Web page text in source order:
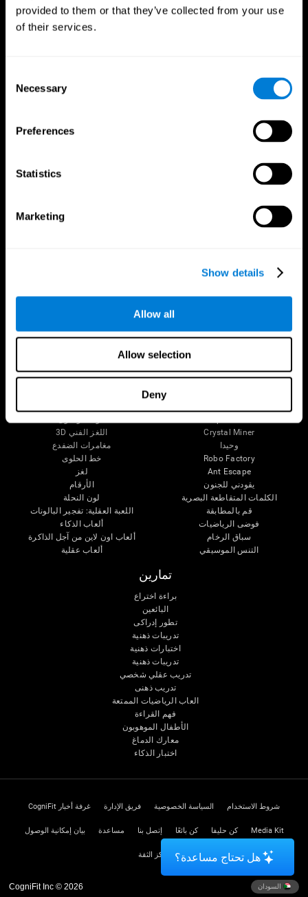
provided to them or that they’ve collected from your use
of their services.
Selection
Necessary
Preferences
Statistics
Marketing
Show details
Allow all
Allow selection
Deny
فقدان الذاكرة
وظائف ذهنية
الانتباه
البالغون الأصحاء
المراجعة المستمرة
ألعاب عقلية
الشطرنج اون لاين
Crystal Miner
وحيدا
Robo Factory
Ant Escape
يقودني للجنون
الكلمات المتقاطعة البصرية
قم بالمطابقة
فوضى الرياضيات
سباق الرخام
التنس الموسيقي
التزاحم
اللغز الفني 3D
مغامرات الضفدع
خط الحلوى
لغز
الأرقام
لون النحلة
اللعبة العقلية: تفجير البالونات
ألعاب الذكاء
ألعاب اون لاين من آجل الذاكرة
ألعاب عقلية
تمارين
براءة اختراع
البائعين
تطور إدراكى
تدريبات ذهنية
اختبارات ذهنية
تدريبات ذهنية
تدريب عقلي شخصي
تدريب ذهنى
العاب الرياضيات الممتعة
فهم القراءة
الأطفال الموهوبون
معارك الدماغ
اختبار الذكاء
شروط الاستخدام السياسة الخصوصية فريق الإدارة غرفة أخبار CogniFit
Media Kit كن حليفا كن بائعًا إتصل بنا مساعدة بيان إمكانية الوصول
مركز الثقة
السودان CogniFit Inc © 2026
هل تحتاج مساعدة؟